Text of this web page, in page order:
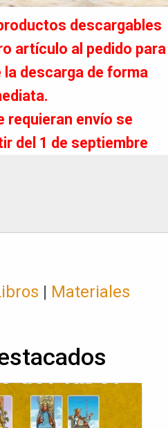
descargables
artículo al pedido para
descarga de forma
requieran envío se
del 1 de septiembre
| Materiales